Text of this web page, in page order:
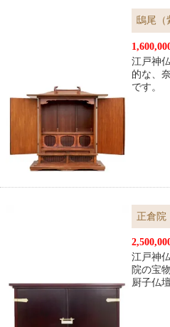
鴟尾（
江戸神
的な、
です。
正倉院
江戸神
院の宝
厨子仏